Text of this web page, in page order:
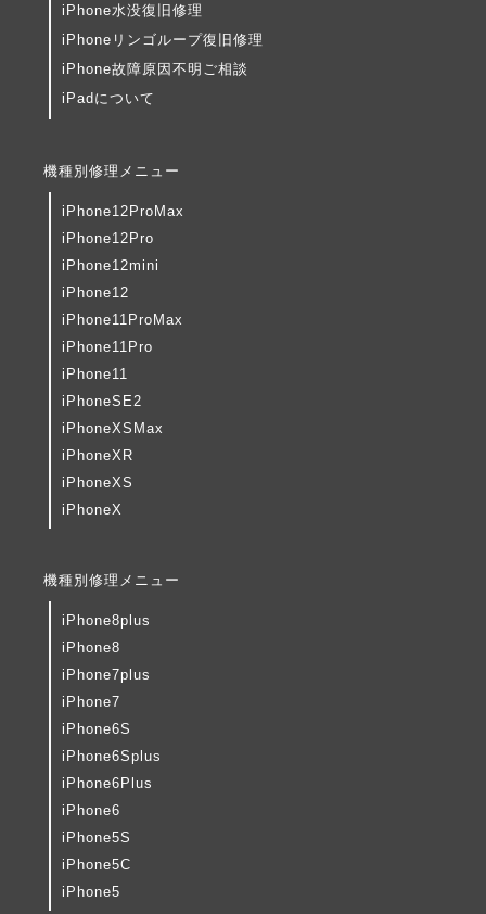
iPhone水没復旧修理
iPhoneリンゴループ復旧修理
iPhone故障原因不明ご相談
iPadについて
機種別修理メニュー
iPhone12ProMax
iPhone12Pro
iPhone12mini
iPhone12
iPhone11ProMax
iPhone11Pro
iPhone11
iPhoneSE2
iPhoneXSMax
iPhoneXR
iPhoneXS
iPhoneX
機種別修理メニュー
iPhone8plus
iPhone8
iPhone7plus
iPhone7
iPhone6S
iPhone6Splus
iPhone6Plus
iPhone6
iPhone5S
iPhone5C
iPhone5